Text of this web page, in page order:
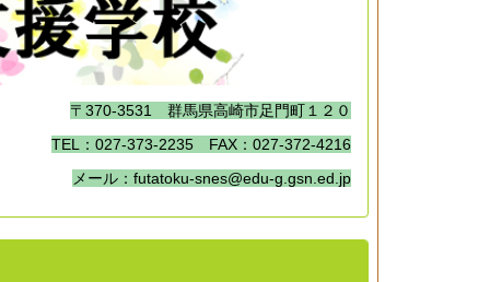
〒370-3531 群馬県高崎市足門町１２０
TEL：027-373-2235 FAX：027-372-4216
メール：futatoku-snes@edu-g.gsn.ed.jp